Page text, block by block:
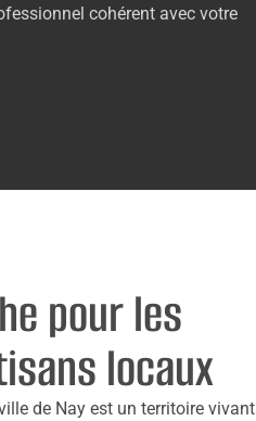
cohérent avec votre
pour les
locaux
de Nay est un territoire vivant